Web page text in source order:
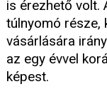
is érezhető volt.
túlnyomó része,
vásárlására
az egy évvel
képest.